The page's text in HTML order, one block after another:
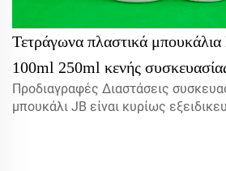
Τετράγωνα πλαστικά
100ml 250ml κενής
χυμό, λοσιόν με ψεκαστικό
Προδιαγραφές Διαστάσεις
μπουκάλι JB είναι κυρίως